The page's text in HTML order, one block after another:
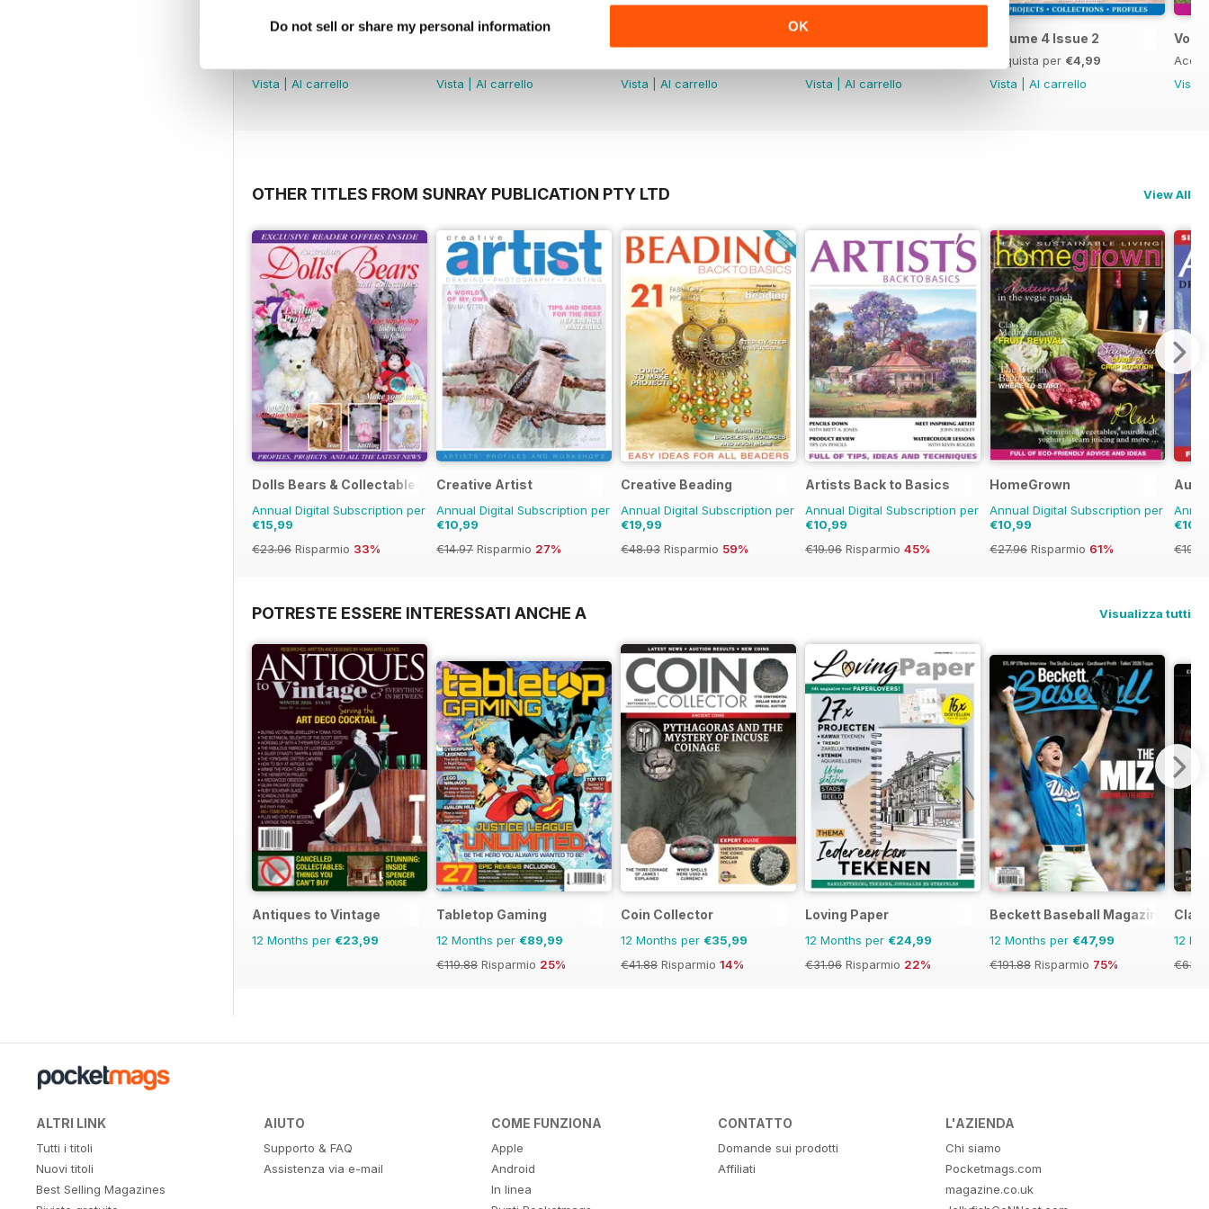
Do not sell or share my personal information OK
Vista
Al carrello
Vista
Al carrello
Vista
Al carrello
Vista
Al carrello
Volume 4 Issue 2
Acquista per €4,99
Vista
Al carrello
Vista
OTHER TITLES FROM SUNRAY PUBLICATION PTY LTD View All
Dolls Bears & Collectables
Annual Digital Subscription per
€15,99
€23.96 Risparmio 33%
Creative Artist
Annual Digital Subscription per
€10,99
€14.97 Risparmio 27%
Creative Beading
Annual Digital Subscription per
€19,99
€48.93 Risparmio 59%
Artists Back to Basics
Annual Digital Subscription per
€10,99
€19.96 Risparmio 45%
HomeGrown
Annual Digital Subscription per
€10,99
€27.96 Risparmio 61%
POTRESTE ESSERE INTERESSATI ANCHE A Visualizza tutti
Antiques to Vintage
12 Months per €23,99
Tabletop Gaming
12 Months per €89,99
€119.88 Risparmio 25%
Coin Collector
12 Months per €35,99
€41.88 Risparmio 14%
Loving Paper
12 Months per €24,99
€31.96 Risparmio 22%
Beckett Baseball Magazine
12 Months per €47,99
€191.88 Risparmio 75%
12
ALTRI LINK
Tutti i titoli
Nuovi titoli
Best Selling Magazines
AIUTO
Supporto & FAQ
Assistenza via e-mail
COME FUNZIONA
Apple
Android
In linea
CONTATTO
Domande sui prodotti
Affiliati
L'AZIENDA
Chi siamo
Pocketmags.com
magazine.co.uk